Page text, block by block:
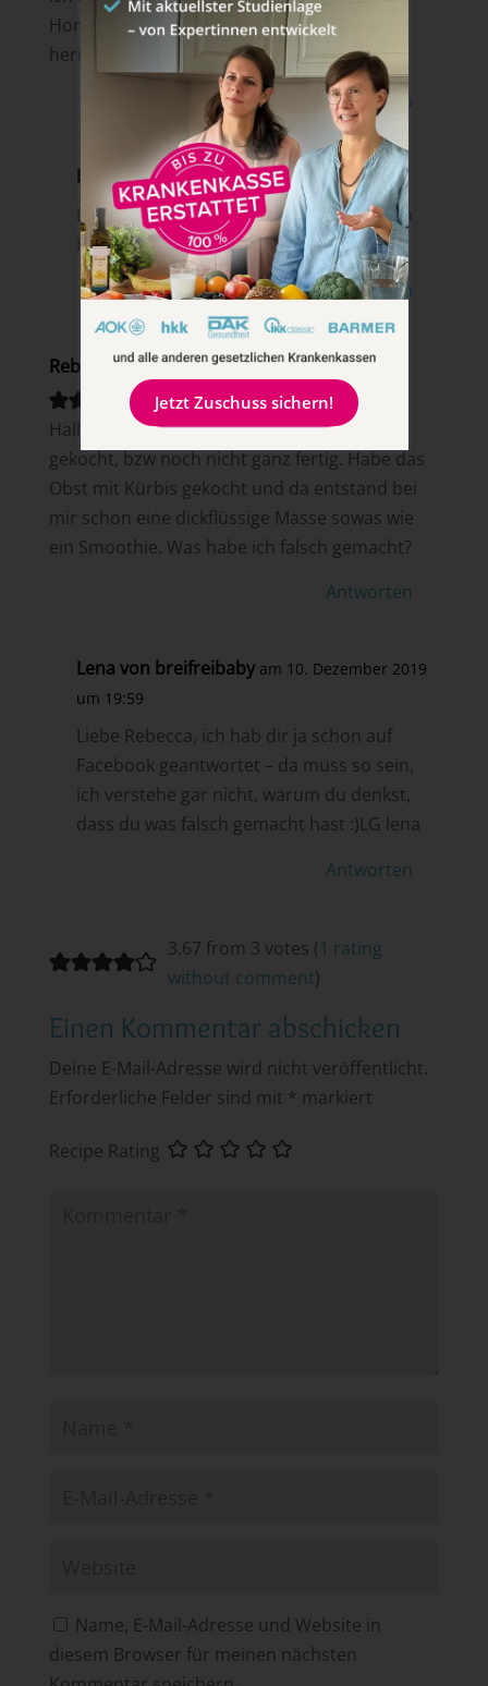
Homepage auf der ich weiterhin gerne
herumstöbern werde:-)
Antworten
breifreibaby am 8. Februar 2019 um 14:34
Liebe Sandra, danke dir für deinen lieben
Kommentar!
Antworten
Rebecca Platz am 9. Dezember 2019 um 14:05
Hallo, also ich habe die Marmelade auch
gekocht, bzw noch nicht ganz fertig. Habe das
Obst mit Kürbis gekocht und da entstand bei
mir schon eine dickflüssige Masse sowas wie
ein Smoothie. Was habe ich falsch gemacht?
Antworten
Lena von breifreibaby am 10. Dezember 2019
um 19:59
Liebe Rebecca, ich hab dir ja schon auf
Facebook geantwortet – da muss so sein,
ich verstehe gar nicht, warum du denkst,
dass du was falsch gemacht hast :)LG lena
Antworten
3.67 from 3 votes (1 rating
without comment)
Einen Kommentar abschicken
Deine E-Mail-Adresse wird nicht veröffentlicht.
Erforderliche Felder sind mit * markiert
Recipe Rating
Name, E-Mail-Adresse und Website in
diesem Browser für meinen nächsten
Jetzt Zuschuss sichern!